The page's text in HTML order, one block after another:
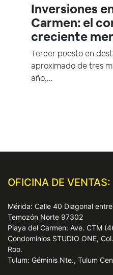
Inversiones
Carmen: el
creciente
Tercer puesto en
aproximado de tres
año,...
OFICINA DE VENTAS:
Mérida: Calle 40 Diagonal
Temozón Norte 97302
Playa del Carmen: Ave. CTM
Condominios STUDIO ONE,
Roo.
Tulum: Géminis Nte., Tulum